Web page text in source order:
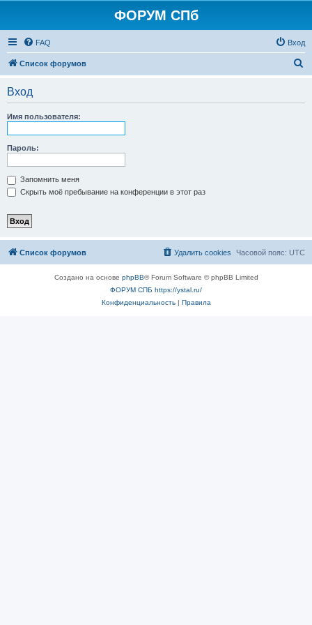
ФОРУМ СПб
FAQ Вход
Список форумов
Вход
Имя пользователя:
Пароль:
Запомнить меня
Скрыть моё пребывание на конференции в этот раз
Список форумов Часовой пояс: UTC
Удалить cookies
Создано на основе phpBB® Forum Software © phpBB Limited
ФОРУМ СПБ https://ystal.ru/
Конфиденциальность| Правила